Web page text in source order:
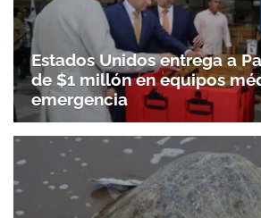
Estados Unidos entrega a
de $1 millón en equipos
emergencia